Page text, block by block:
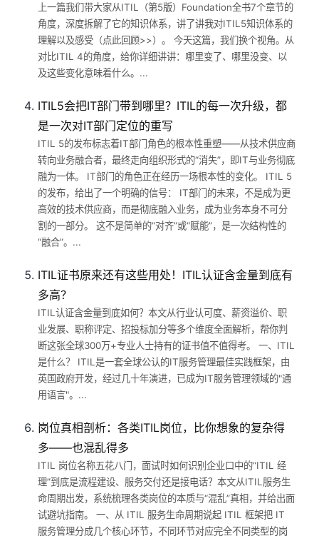
上一篇我们带大家从ITIL（第5版）Foundation全书7个章节的
角度，深度拆解了它的知识体系，讲了讲我对ITIL5知识体系的
理解以及感受（点此回顾>>）。 今天这篇，我们换个视角。从
对比ITIL 4的角度，给你详细讲讲：哪里变了、哪里没变、以
及这些变化意味着什么。...
ITIL5会把IT部门带到哪里？ITIL的每一次升级，都
是一次对IT部门定位的重写
ITIL 5的发布标志着IT部门角色的根本性重塑——从技术供应商
转向业务融合者，最终走向组织形式的“消失”，即IT与业务彻底
融为一体。 IT部门的角色正在经历一场根本性的变化。 ITIL 5
的发布，给出了一个明确的信号： IT部门的未来，不是成为更
高效的技术供应商，而是彻底融入业务，成为业务本身不可分
割的一部分。 这不是简单的“对齐”或“赋能”，是一次结构性的
“融合”。...
ITIL证书原来还有这些用处！ITIL认证含金量到底有
多高？
ITIL认证含金量到底如何？本文从行业认可度、薪资溢价、职
业发展、职称评定、招投标加分等多个维度全面解析，帮你判
断这张全球300万+专业人士持有的证书值不值得考。 一、ITIL
是什么？ ITIL是一套全球公认的IT服务管理最佳实践框架，由
英国政府开发，经过几十年演进，已成为IT服务管理领域的"通
用语言"。...
岗位真相剖析：各类ITIL岗位，比你想象的复杂得
多——也混乱得多
ITIL 岗位名称五花八门，面试时如何识别企业口中的“ITIL 经
理”到底是流程建设、服务交付还是接电话？本文从ITIL服务生
命周期出发，系统梳理各类岗位的本质与“混乱”真相，并给出面
试避坑指南。 一、从 ITIL 服务生命周期说起 ITIL 框架把 IT
服务管理分成几个核心环节，不同环节对应完全不同类型的岗